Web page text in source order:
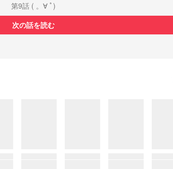
第9話 ( 。∀ ﾟ)
次の話を読む